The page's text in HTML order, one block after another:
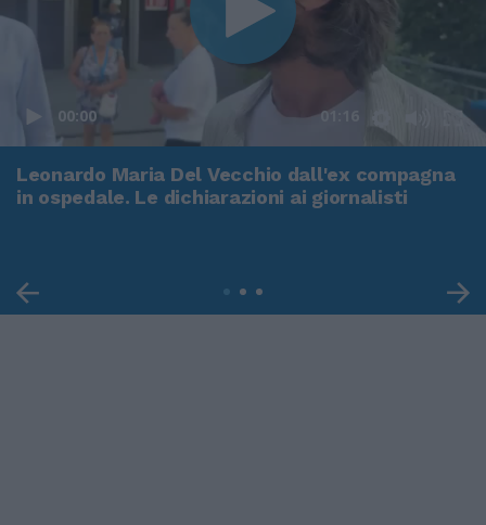
00:00 01:16
Leonardo Maria Del Vecchio dall'ex compagna
in ospedale. Le dichiarazioni ai giornalisti